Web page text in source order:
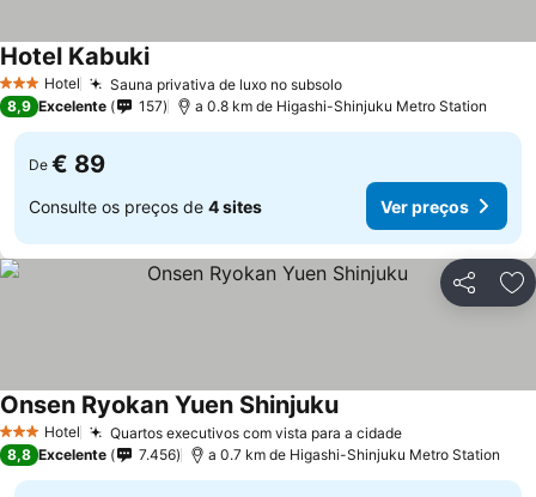
3 EstrelasHotel Sauna privativa de luxo no subsoloVer preços
Hotel KabukiVer preços
8,9 Excelente 157 a 0.8 km de Higashi-Shinjuku Metro Station
De € 89
Consulte os preços de 4 sites Ver preços
Partilhar
3 EstrelasHotel Quartos executivos com vista para a cidadeVer preços
Onsen Ryokan Yuen ShinjukuVer preços
8,8 Excelente 7.456 a 0.7 km de Higashi-Shinjuku Metro Station